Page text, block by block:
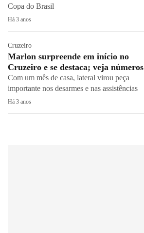
Copa do Brasil
Há 3 anos
Cruzeiro
Marlon surpreende em início no
Cruzeiro e se destaca; veja números
Com um mês de casa, lateral virou peça
importante nos desarmes e nas assistências
Há 3 anos